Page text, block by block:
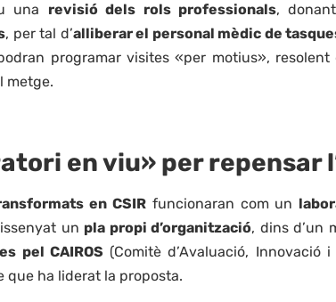
una revisió dels rols professionals,
, per tal d’alliberar el personal mèdic de
programar visites «per motius»,
metge.
en viu» per repensar
en CSIR funcionaran com un
un pla propi d’organització, dins d’un
pel CAIROS (Comitè d’Avaluació, Innovació
que ha liderat la proposta.